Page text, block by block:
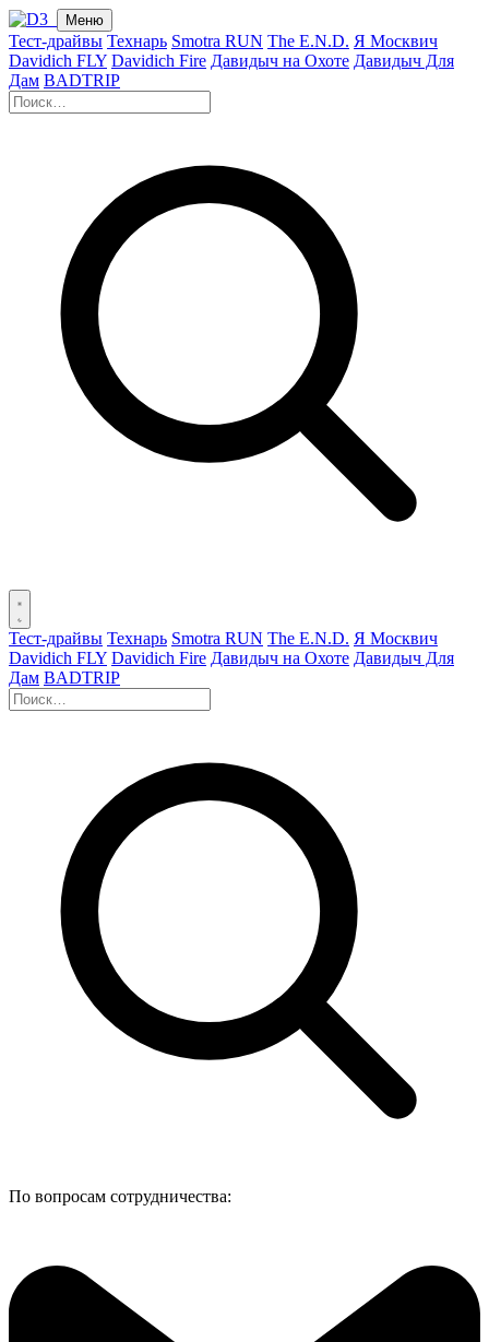
Меню
Тест-драйвы Технарь Smotra RUN The E.N.D. Я Москвич
Davidich FLY Davidich Fire Давидыч на Охоте Давидыч Для
Дам BADTRIP
Тест-драйвы Технарь Smotra RUN The E.N.D. Я Москвич
Davidich FLY Davidich Fire Давидыч на Охоте Давидыч Для
Дам BADTRIP
По вопросам сотрудничества: